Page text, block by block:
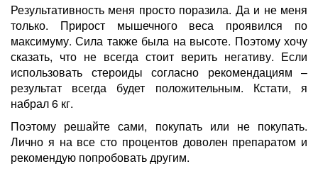
Результативность меня просто поразила. Да и не меня
только. Прирост мышечного веса проявился по
максимуму. Сила также была на высоте. Поэтому хочу
сказать, что не всегда стоит верить негативу. Если
использовать стероиды согласно рекомендациям –
результат всегда будет положительным. Кстати, я
набрал 6 кг.
Поэтому решайте сами, покупать или не покупать.
Лично я на все сто процентов доволен препаратом и
рекомендую попробовать другим.